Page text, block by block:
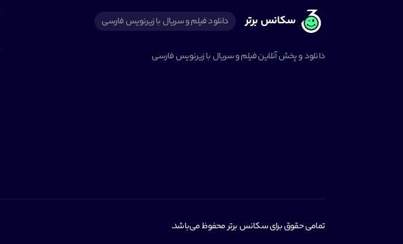
سکانس برتر دانلود فیلم و سریال با زیرنویس فارسی
دانلود و پخش آنلاین فیلم و سریال با زیرنویس فارسی
تمامی حقوق برای سکانس برتر محفوظ می‌باشد.